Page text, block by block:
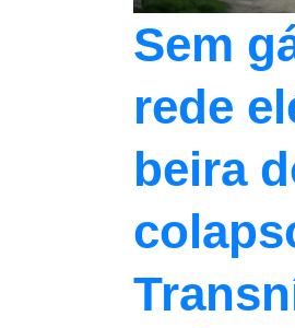
Sem
rede
beira